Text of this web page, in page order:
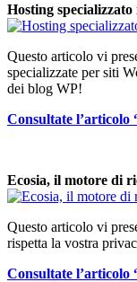
Hosting
Questo articolo vi
specializzate per siti
dei blog WP!
Consultate l’articolo
Ecosia, il motore di
Questo articolo vi
rispetta la vostra
Consultate l’articolo